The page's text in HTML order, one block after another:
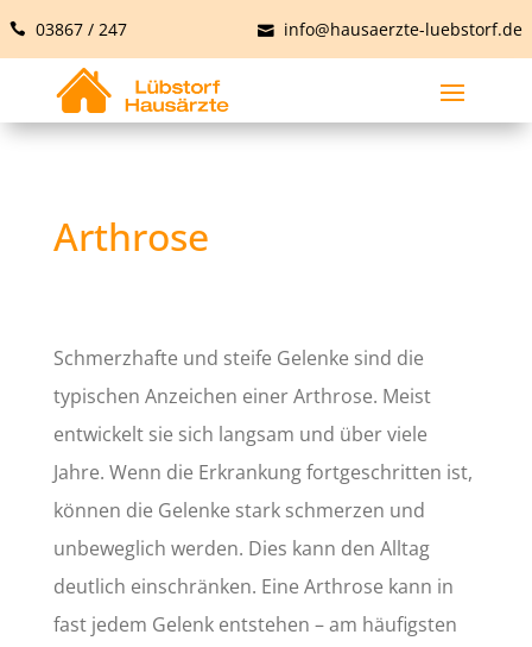
03867 / 247 info@hausaerzte-luebstorf.de
Arthrose
Schmerzhafte und steife Gelenke sind die
typischen Anzeichen einer Arthrose. Meist
entwickelt sie sich langsam und über viele
Jahre. Wenn die Erkrankung fortgeschritten ist,
können die Gelenke stark schmerzen und
unbeweglich werden. Dies kann den Alltag
deutlich einschränken. Eine Arthrose kann in
fast jedem Gelenk entstehen – am häufigsten